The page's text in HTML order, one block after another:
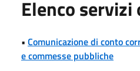
Elenco
• Comunicazione di conto
e commesse pubbliche